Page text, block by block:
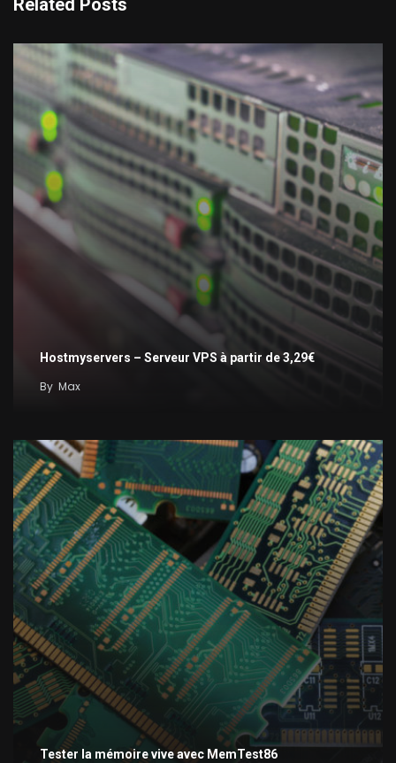
Related Posts
Hostmyservers – Serveur VPS à partir de 3,29€
By Max
Tester la mémoire vive avec MemTest86